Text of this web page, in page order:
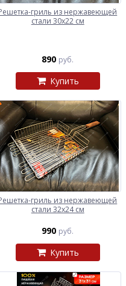
гриль из нержавеющей
стали 30х22 см
890 руб.
Купить
гриль из нержавеющей
стали 32х24 см
990 руб.
Купить